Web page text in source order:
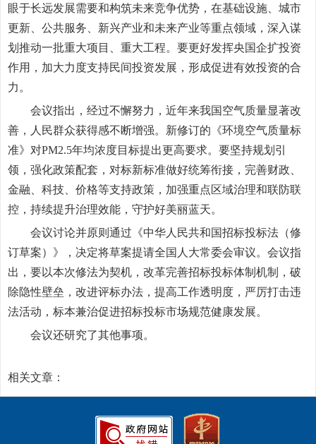
眼于长远发展需要和构筑未来竞争优势，在基础设施、城市
更新、公共服务、新兴产业和未来产业等重点领域，深入谋
划推动一批重大项目、重大工程。要更好发挥央国企扩投资
作用，加大力度支持民间投资发展，形成促进有效投资的合
力。
会议指出，经过不懈努力，近年来我国空气质量显著改
善，人民群众获得感不断增强。新修订的《环境空气质量标
准》对PM2.5年均浓度目标提出更高要求。要坚持规划引
领，强化政策配套，对标新标准做好统筹衔接，完善财政、
金融、科技、价格等支持政策，加强重点区域治理和联防联
控，持续提升治理效能，守护好美丽蓝天。
会议讨论并原则通过《中华人民共和国招标投标法（修
订草案）》，决定将草案提请全国人大常委会审议。会议指
出，要以本次修法为契机，改革完善招标投标体制机制，破
除隐性壁垒，改进评标办法，提高工作透明度，严厉打击违
法活动，标本兼治促进招标投标市场规范健康发展。
会议还研究了其他事项。
相关文章：